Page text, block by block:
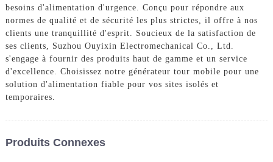
besoins d'alimentation d'urgence. Conçu pour répondre aux
normes de qualité et de sécurité les plus strictes, il offre à nos
clients une tranquillité d'esprit. Soucieux de la satisfaction de
ses clients, Suzhou Ouyixin Electromechanical Co., Ltd.
s'engage à fournir des produits haut de gamme et un service
d'excellence. Choisissez notre générateur tour mobile pour une
solution d'alimentation fiable pour vos sites isolés et
temporaires.
Produits Connexes